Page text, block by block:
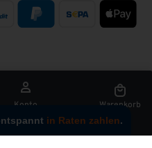
Konto Warenkorb